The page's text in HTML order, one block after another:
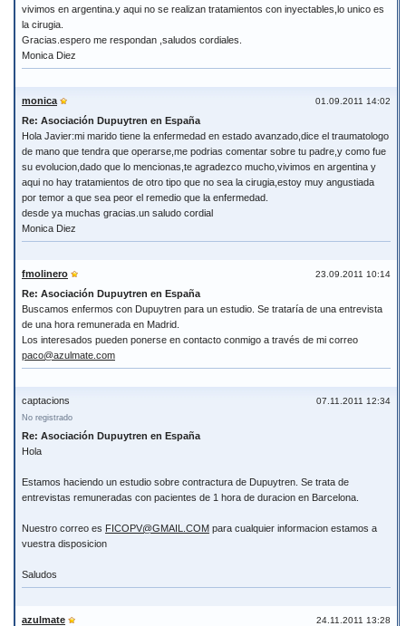
vivimos en argentina.y aqui no se realizan tratamientos con inyectables,lo unico es
la cirugia.
Gracias.espero me respondan ,saludos cordiales.
Monica Diez
01.09.2011 14:02
monica
Re: Asociación Dupuytren en España
Hola Javier:mi marido tiene la enfermedad en estado avanzado,dice el traumatologo
de mano que tendra que operarse,me podrias comentar sobre tu padre,y como fue
su evolucion,dado que lo mencionas,te agradezco mucho,vivimos en argentina y
aqui no hay tratamientos de otro tipo que no sea la cirugia,estoy muy angustiada
por temor a que sea peor el remedio que la enfermedad.
desde ya muchas gracias.un saludo cordial
Monica Diez
23.09.2011 10:14
fmolinero
Re: Asociación Dupuytren en España
Buscamos enfermos con Dupuytren para un estudio. Se trataría de una entrevista
de una hora remunerada en Madrid.
Los interesados pueden ponerse en contacto conmigo a través de mi correo
paco@azulmate.com
07.11.2011 12:34
captacions
No registrado
Re: Asociación Dupuytren en España
Hola
Estamos haciendo un estudio sobre contractura de Dupuytren. Se trata de
entrevistas remuneradas con pacientes de 1 hora de duracion en Barcelona.
Nuestro correo es FICOPV@GMAIL.COM para cualquier informacion estamos a
vuestra disposicion
Saludos
24.11.2011 13:28
azulmate